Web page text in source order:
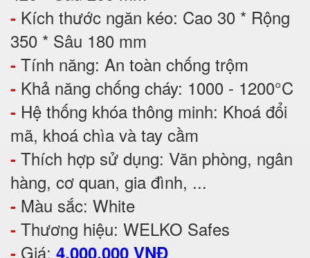
- Kích thước ngăn kéo: Cao 30 * Rộng
350 * Sâu 180 mm
- Tính năng: An toàn chống trộm
- Khả năng chống cháy: 1000 - 1200°C
- Hệ thống khóa thông minh: Khoá đổi
mã, khoá chìa và tay cầm
- Thích hợp sử dụng: Văn phòng, ngân
hàng, cơ quan, gia đình, ...
- Màu sắc: White
- Thương hiệu: WELKO Safes
- Giá: 4,000,000 VNĐ